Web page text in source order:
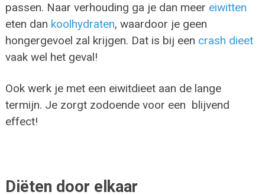
passen. Naar verhouding ga je dan meer eiwitten
eten dan koolhydraten, waardoor je geen
hongergevoel zal krijgen. Dat is bij een crash dieet
vaak wel het geval!
Ook werk je met een eiwitdieet aan de lange
termijn. Je zorgt zodoende voor een blijvend
effect!
Diëten door elkaar